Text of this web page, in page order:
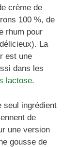
crème de
100 %, de
rhum pour
La
est une
dans les
lactose.
seul ingrédient
de
une version
gousse de